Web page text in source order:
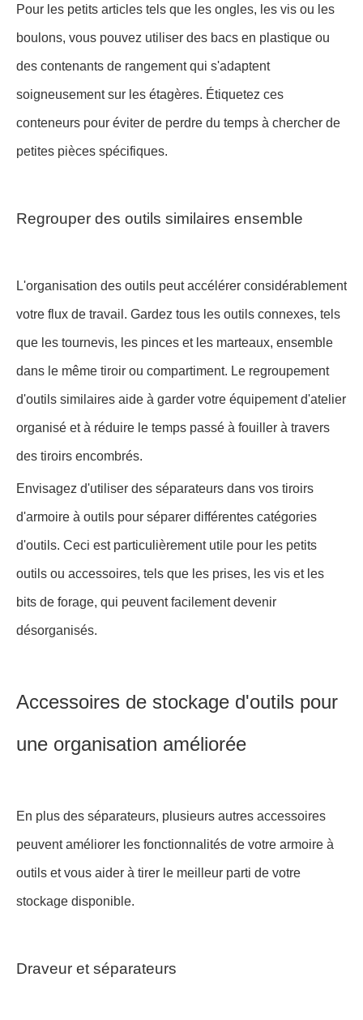
Pour les petits articles tels que les ongles, les vis ou les
boulons, vous pouvez utiliser des bacs en plastique ou
des contenants de rangement qui s'adaptent
soigneusement sur les étagères. Étiquetez ces
conteneurs pour éviter de perdre du temps à chercher de
petites pièces spécifiques.
Regrouper des outils similaires ensemble
L'organisation des outils peut accélérer considérablement
votre flux de travail. Gardez tous les outils connexes, tels
que les tournevis, les pinces et les marteaux, ensemble
dans le même tiroir ou compartiment. Le regroupement
d'outils similaires aide à garder votre équipement d'atelier
organisé et à réduire le temps passé à fouiller à travers
des tiroirs encombrés.
Envisagez d'utiliser des séparateurs dans vos tiroirs
d'armoire à outils pour séparer différentes catégories
d'outils. Ceci est particulièrement utile pour les petits
outils ou accessoires, tels que les prises, les vis et les
bits de forage, qui peuvent facilement devenir
désorganisés.
Accessoires de stockage d'outils pour
une organisation améliorée
En plus des séparateurs, plusieurs autres accessoires
peuvent améliorer les fonctionnalités de votre armoire à
outils et vous aider à tirer le meilleur parti de votre
stockage disponible.
Draveur et séparateurs